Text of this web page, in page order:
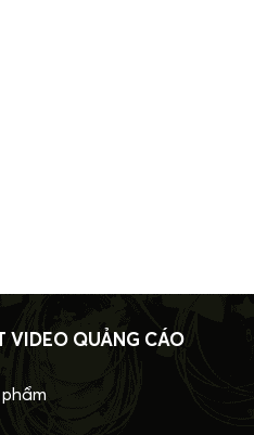
VIDEO QUẢNG CÁO